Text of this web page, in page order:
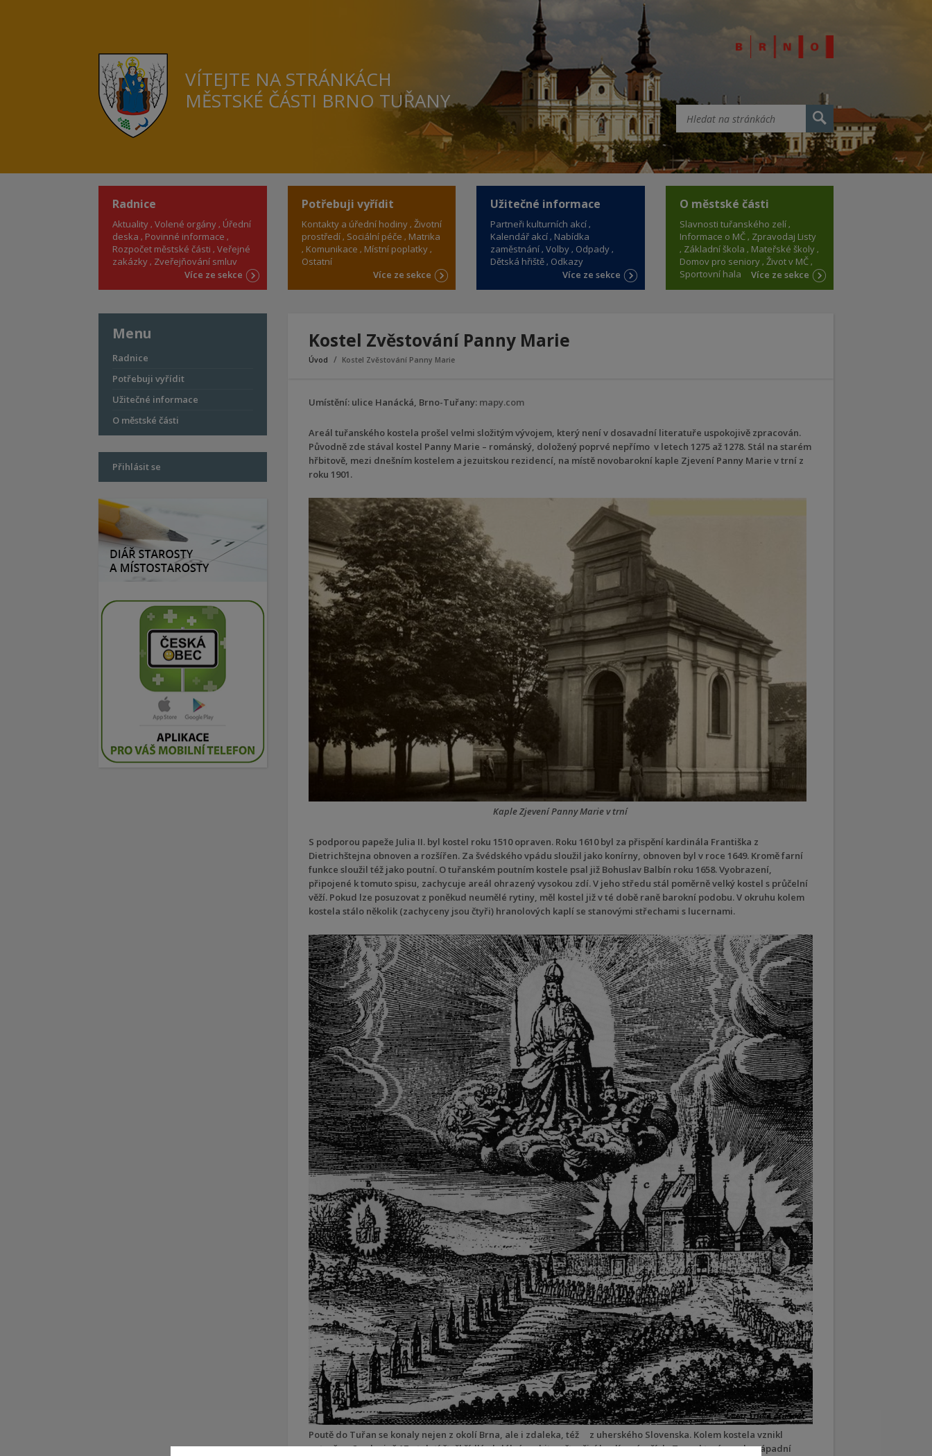
VÍTEJTE NA STRÁNKÁCH
MĚSTSKÉ ČÁSTI BRNO TUŘANY
Radnice
Aktuality Volené orgány Úřední
deska
Povinné informace
Rozpočet městské části Veřejné
zakázky Zveřejňování smluv
Více ze sekce
Potřebuji vyřídit
Kontakty a úřední hodiny Životní
prostředí Sociální péče
Matrika
Komunikace
Místní poplatky
Ostatní
Více ze sekce
Užitečné informace
Partneři kulturních akcí
Kalendář akcí Nabídka
zaměstnání Volby Odpady
Dětská hřiště Odkazy
Více ze sekce
O městské části
Slavnosti tuřanského zelí
Informace o MČ Zpravodaj Listy
Základní škola
Mateřské školy
Domov pro seniory Život v MČ
Sportovní hala
Více ze sekce
Kostel Zvěstování Panny Marie
Úvod Kostel Zvěstování Panny Marie
Umístění: ulice Hanácká, Brno-Tuřany: mapy.com
Areál tuřanského kostela prošel velmi složitým vývojem, který není v dosavadní literatuře uspokojivě zpracován.
Původně zde stával kostel Panny Marie – románský, doložený poprvé nepřímo v letech 1275 až 1278. Stál na starém
hřbitově, mezi dnešním kostelem a jezuitskou rezidencí, na místě novobarokní kaple Zjevení Panny Marie v trní z
roku 1901.
Kaple Zjevení Panny Marie v trní
S podporou papeže Julia II. byl kostel roku 1510 opraven. Roku 1610 byl za přispění kardinála Františka z
Dietrichštejna obnoven a rozšířen. Za švédského vpádu sloužil jako konírny, obnoven byl v roce 1649. Kromě farní
funkce sloužil též jako poutní. O tuřanském poutním kostele psal již Bohuslav Balbín roku 1658. Vyobrazení,
připojené k tomuto spisu, zachycuje areál ohrazený vysokou zdí. V jeho středu stál poměrně velký kostel s průčelní
věží. Pokud lze posuzovat z poněkud neumělé rytiny, měl kostel již v té době raně barokní podobu. V okruhu kolem
kostela stálo několik (zachyceny jsou čtyři) hranolových kaplí se stanovými střechami s lucernami.
Poutě do Tuřan se konaly nejen z okolí Brna, ale i zdaleka, též z uherského Slovenska. Kolem kostela vznikl
patrně ve 2.polovině 17. století čtyřkřídlý obdélný ambit se čtveřicí kaplí v nárožích. Zvon, který vysel v západní
Menu
Radnice
Potřebuji vyřídit
Užitečné informace
O městské části
Přihlásit se